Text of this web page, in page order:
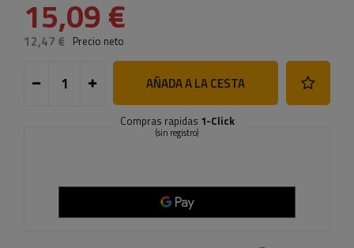
15,09 €
12,47 € Precio neto
AÑADA A LA CESTA
Compras rapidas 1-Click
(sin registro)